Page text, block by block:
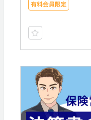
有料会員限定